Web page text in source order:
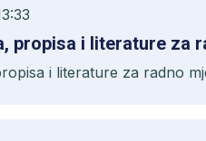
propisa i literature za
i literature za radno